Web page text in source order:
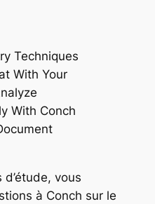
vous
à Conch sur le